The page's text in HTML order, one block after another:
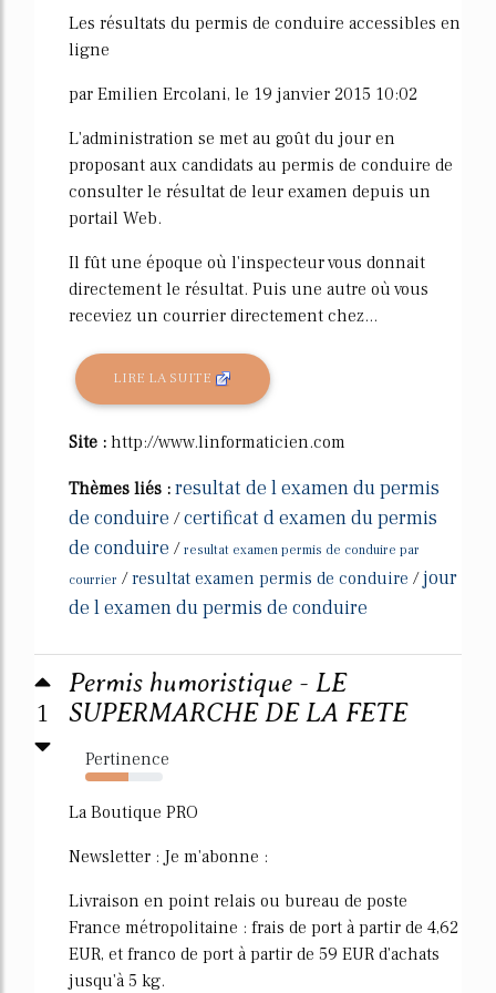
Les résultats du permis de conduire accessibles en
ligne
par Emilien Ercolani, le 19 janvier 2015 10:02
L'administration se met au goût du jour en
proposant aux candidats au permis de conduire de
consulter le résultat de leur examen depuis un
portail Web.
Il fût une époque où l'inspecteur vous donnait
directement le résultat. Puis une autre où vous
receviez un courrier directement chez...
LIRE LA SUITE
Site : http://www.linformaticien.com
Thèmes liés : resultat de l examen du permis
de conduire /certificat d examen du permis
de conduire / resultat examen permis de conduire par
courrier /resultat examen permis de conduire /jour
de l examen du permis de conduire
1
Permis humoristique - LE
SUPERMARCHE DE LA FETE
Pertinence
55%
La Boutique PRO
Newsletter : Je m'abonne :
Livraison en point relais ou bureau de poste
France métropolitaine : frais de port à partir de 4,62
EUR, et franco de port à partir de 59 EUR d'achats
jusqu'à 5 kg.